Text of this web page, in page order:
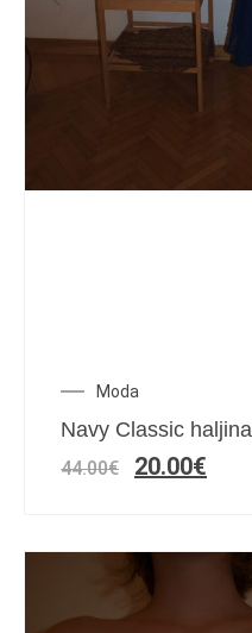
Moda
Navy Classic haljina
44.00€ 20.00€